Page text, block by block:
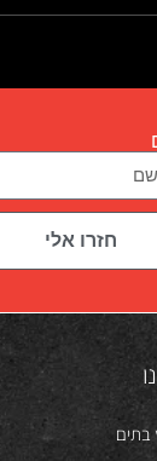
חזרו אלי
בתים